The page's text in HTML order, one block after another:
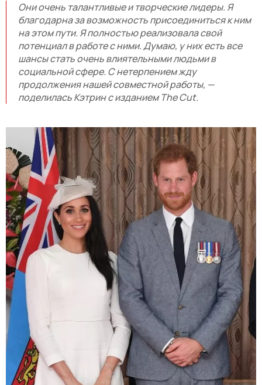
Они очень талантливые и творческие лидеры. Я
благодарна за возможность присоединиться к ним
на этом пути. Я полностью реализовала свой
потенциал в работе с ними. Думаю, у них есть все
шансы стать очень влиятельными людьми в
социальной сфере. С нетерпением жду
продолжения нашей совместной работы, —
поделилась Кэтрин с изданием The Cut.